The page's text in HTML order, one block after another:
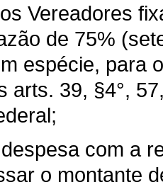
Vereadores
de 75%
espécie, para
arts. 39, §4°,
com a
o montante